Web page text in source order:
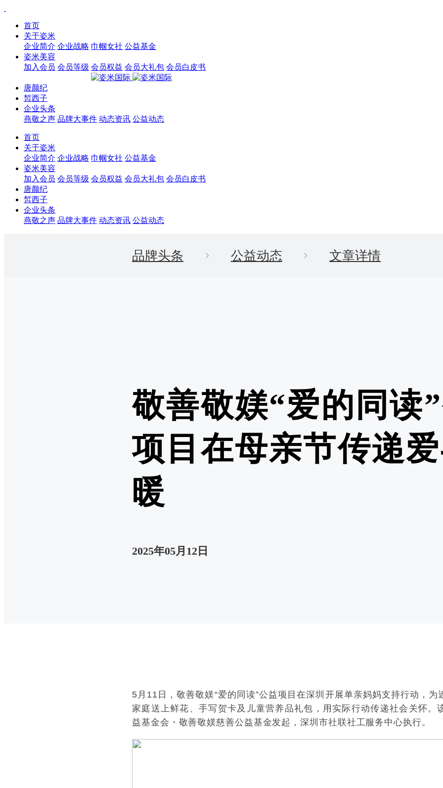
首页
关于姿米
企业简介 企业战略 巾帼女社 公益基金
姿米美容
加入会员 会员等级 会员权益 会员大礼包 会员白皮书
唐颜纪
皙西子
企业头条
燕敬之声 品牌大事件 动态资讯 公益动态
首页
关于姿米
企业简介 企业战略 巾帼女社 公益基金
姿米美容
加入会员 会员等级 会员权益 会员大礼包 会员白皮书
唐颜纪
皙西子
企业头条
燕敬之声 品牌大事件 动态资讯 公益动态
品牌头条 公益动态 文章详情
敬善敬媄“爱的同读
项目在母亲节传递
暖
2025年05月12日
5月11日，敬善敬媄“爱的同读”公益项目在深圳开展单亲妈妈支持行动，为
家庭送上鲜花、手写贺卡及儿童营养品礼包，用实际行动传递社会关怀。
益基金会・敬善敬媄慈善公益基金发起，深圳市社联社工服务中心执行。